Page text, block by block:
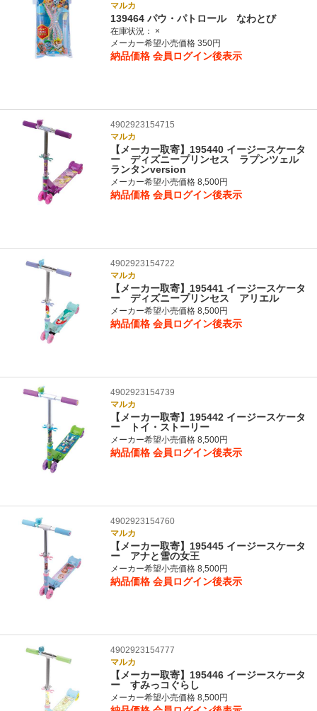
マルカ
139464 パウ・パトロール なわとび
在庫状況：
×
メーカー希望小売価格 350円
納品価格 会員ログイン後表示
4902923154715
マルカ
【メーカー取寄】195440 イージースケータ
ー ディズニープリンセス ラプンツェル
ランタンversion
メーカー希望小売価格 8,500円
納品価格 会員ログイン後表示
4902923154722
マルカ
【メーカー取寄】195441 イージースケータ
ー ディズニープリンセス アリエル
メーカー希望小売価格 8,500円
納品価格 会員ログイン後表示
4902923154739
マルカ
【メーカー取寄】195442 イージースケータ
ー トイ・ストーリー
メーカー希望小売価格 8,500円
納品価格 会員ログイン後表示
4902923154760
マルカ
【メーカー取寄】195445 イージースケータ
ー アナと雪の女王
メーカー希望小売価格 8,500円
納品価格 会員ログイン後表示
4902923154777
マルカ
【メーカー取寄】195446 イージースケータ
ー すみっコぐらし
メーカー希望小売価格 8,500円